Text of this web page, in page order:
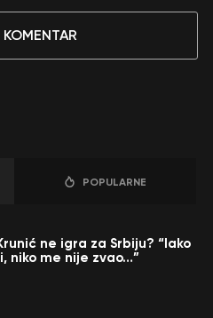
POPULARNE
ne igra za Srbiju? “Iako
niko me nije zvao…”